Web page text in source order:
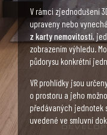
V rámci zjednodušení
upraveny nebo
z karty nemovitosti,
zobrazením výhledu.
půdorysu konkrétní
VR prohlídky jsou
o prostoru a jeho
předávaných jednotek
uvedené ve smluvní